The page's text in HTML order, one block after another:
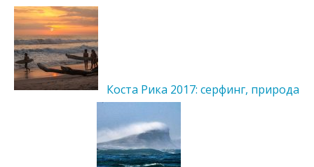
Коста Рика 2017: серфинг, природа